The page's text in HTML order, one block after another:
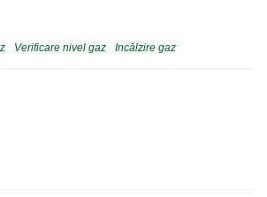
Verificare nivel gaz Incălzire gaz